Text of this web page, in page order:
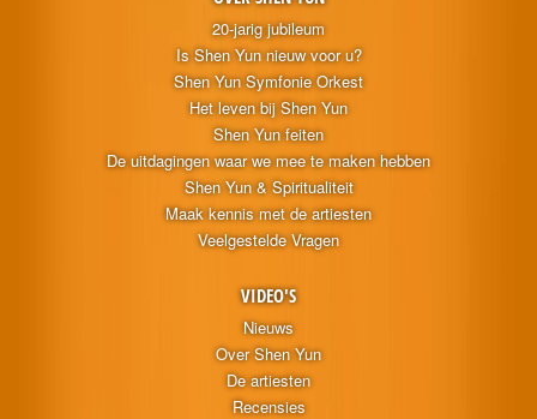
20-jarig jubileum
Is Shen Yun nieuw voor u?
Shen Yun Symfonie Orkest
Het leven bij Shen Yun
Shen Yun feiten
De uitdagingen waar we mee te maken hebben
Shen Yun & Spiritualiteit
Maak kennis met de artiesten
Veelgestelde Vragen
VIDEO'S
Nieuws
Over Shen Yun
De artiesten
Recensies